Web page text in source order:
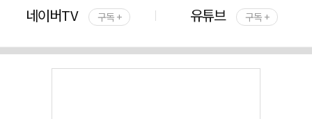
네이버TV 구독 + 유튜브 구독 +